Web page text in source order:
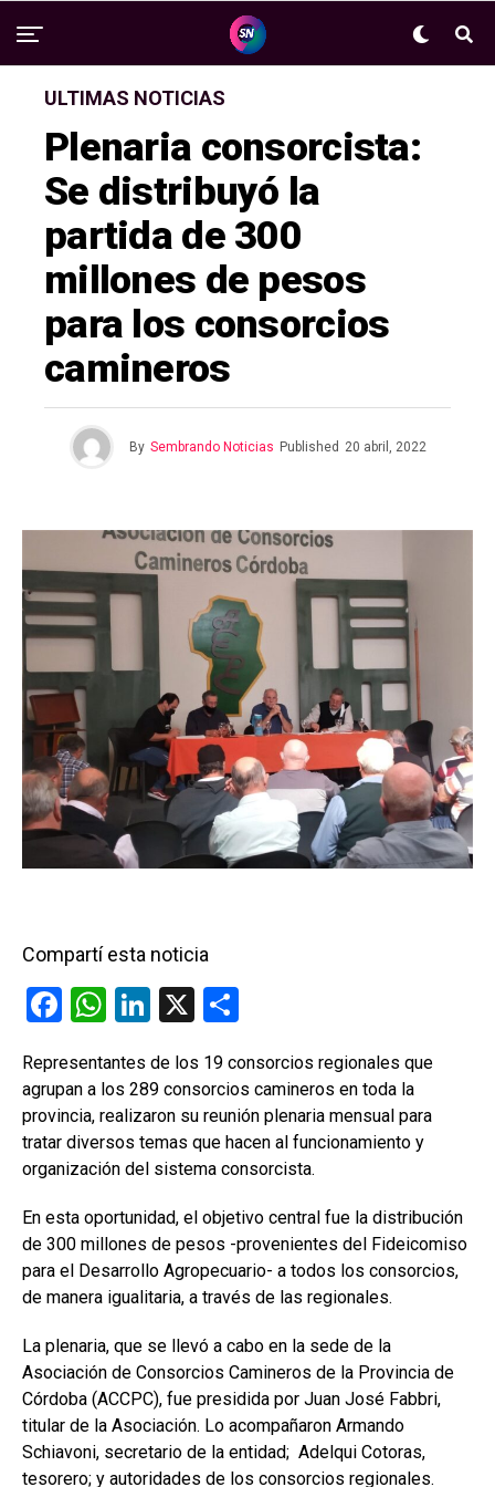
ULTIMAS NOTICIAS
Plenaria consorcista:
Se distribuyó la
partida de 300
millones de pesos
para los consorcios
camineros
By Sembrando Noticias Published 20 abril, 2022
Compartí esta noticia
F
ce
b
o
o
k
W
at
s
A
p
p
Li
ke
dI
n
X
m
p
ar
tir
Representantes de los 19 consorcios regionales que
agrupan a los 289 consorcios camineros en toda la
provincia, realizaron su reunión plenaria mensual para
tratar diversos temas que hacen al funcionamiento y
organización del sistema consorcista.
En esta oportunidad, el objetivo central fue la distribución
de 300 millones de pesos -provenientes del Fideicomiso
para el Desarrollo Agropecuario- a todos los consorcios,
de manera igualitaria, a través de las regionales.
La plenaria, que se llevó a cabo en la sede de la
Asociación de Consorcios Camineros de la Provincia de
Córdoba (ACCPC), fue presidida por Juan José Fabbri,
titular de la Asociación. Lo acompañaron Armando
Schiavoni, secretario de la entidad; Adelqui Cotoras,
tesorero; y autoridades de los consorcios regionales.